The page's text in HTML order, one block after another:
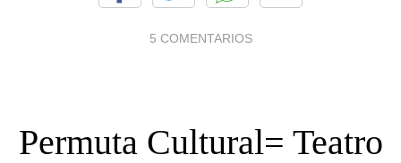
5 COMENTARIOS
Permuta Cultural= Teatro